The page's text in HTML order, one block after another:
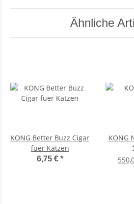
Ähnliche
KONG Better Buzz Cigar
fuer Katzen
6,75 € *
KONG